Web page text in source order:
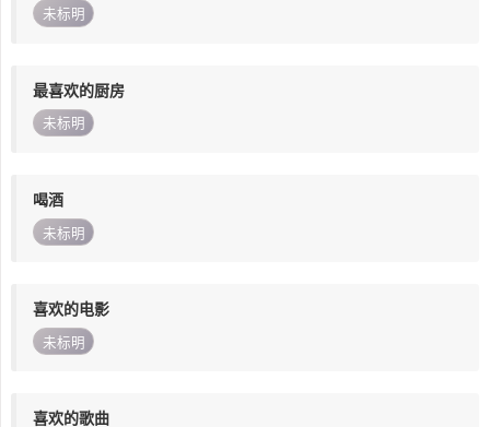
未标明
最喜欢的厨房
未标明
喝酒
未标明
喜欢的电影
未标明
喜欢的歌曲